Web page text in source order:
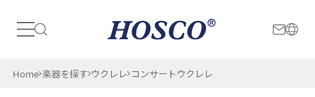
日本 International
Home 楽器を探す ウクレレ コンサートウクレレ